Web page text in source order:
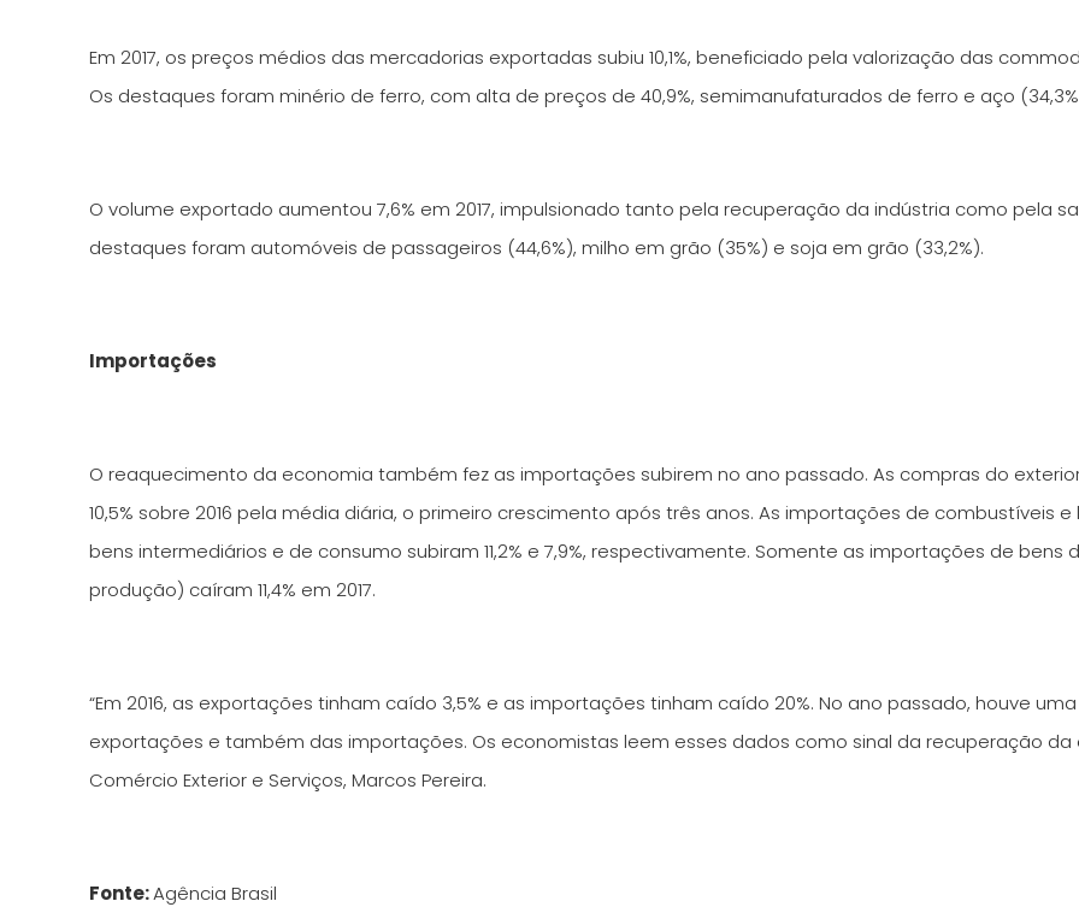
Em 2017, os preços médios das mercadorias exportadas subiu 10,1%, beneficiado pela valorização das
Os destaques foram minério de ferro, com alta de preços de 40,9%, semimanufaturados de ferro e aço
O volume exportado aumentou 7,6% em 2017, impulsionado tanto pela recuperação da indústria como pela
destaques foram automóveis de passageiros (44,6%), milho em grão (35%) e soja em grão (33,2%).
Importações
O reaquecimento da economia também fez as importações subirem no ano passado. As compras do exterior
10,5% sobre 2016 pela média diária, o primeiro crescimento após três anos. As importações de combustíveis
bens intermediários e de consumo subiram 11,2% e 7,9%, respectivamente. Somente as importações de
produção) caíram 11,4% em 2017.
“Em 2016, as exportações tinham caído 3,5% e as importações tinham caído 20%. No ano passado, houve
exportações e também das importações. Os economistas leem esses dados como sinal da recuperação da
Comércio Exterior e Serviços, Marcos Pereira.
Fonte:Agência Brasil